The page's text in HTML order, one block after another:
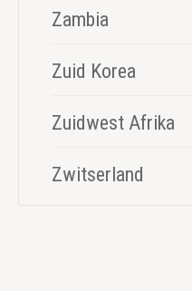
Zambia
Zuid Korea
Zuidwest Afrika
Zwitserland